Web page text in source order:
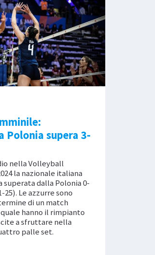
Polonia supera 3-
nella Volleyball
la nazionale italiana
dalla Polonia 0-
25). Le azzurre sono
di un match
hanno il rimpianto
a sfruttare nella
palle set.